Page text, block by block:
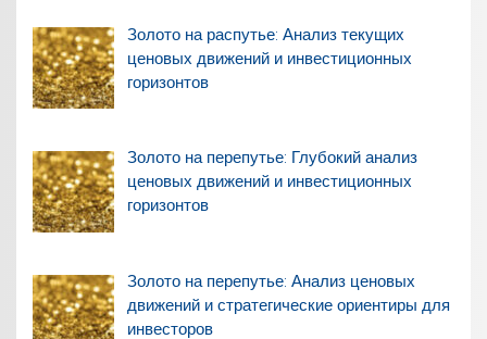
Золото на распутье: Анализ текущих
ценовых движений и инвестиционных
горизонтов
Золото на перепутье: Глубокий анализ
ценовых движений и инвестиционных
горизонтов
Золото на перепутье: Анализ ценовых
движений и стратегические ориентиры для
инвесторов